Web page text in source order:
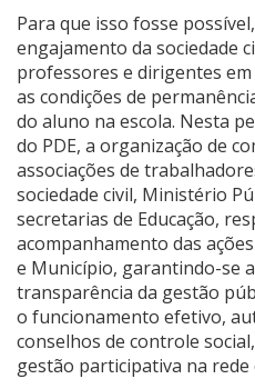
Para que isso fosse
engajamento da sociedade
professores e dirigentes
as condições de
do aluno na escola. Nesta
do PDE, a organização de
associações de
sociedade civil, Ministério
secretarias de Educação,
acompanhamento das
e Município, garantindo-se
transparência da gestão
o funcionamento efetivo,
conselhos de controle
gestão participativa na rede